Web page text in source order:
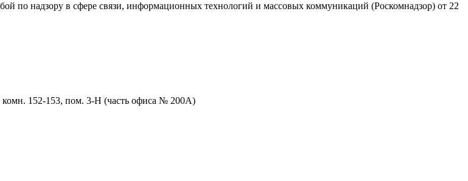
надзору в сфере связи, информационных технологий и массовых коммуникаций (Роскомнадзор) от 22
комн. 152-153, пом. 3-Н (часть офиса № 200А)